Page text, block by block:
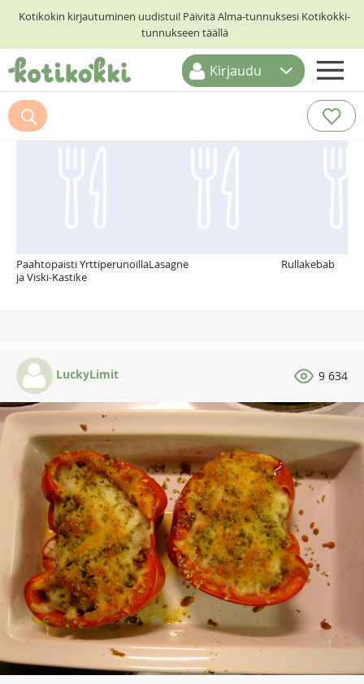
Kotikokin kirjautuminen uudistui! Päivitä Alma-tunnuksesi Kotikokki-
tunnukseen täällä
ETUSIVU
RESEPTIHAKU
Kirjaudu
Suosittelemme myös
Paahtopaisti Yrttiperunoilla
ja Viski-Kastike
Lasagne Rullakebab
LuckyLimit 9 634